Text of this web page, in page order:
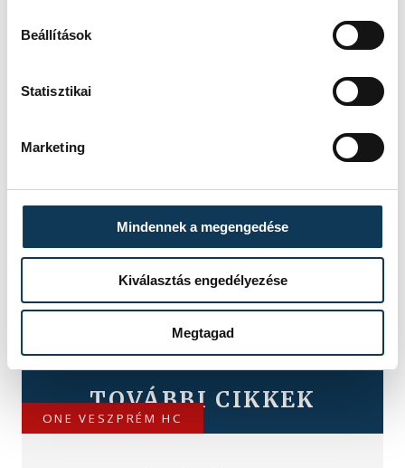
Beállítások
Statisztikai
Marketing
Mindennek a megengedése
Kiválasztás engedélyezése
Megtagad
TOVÁBBI CIKKEK
ONE VESZPRÉM HC